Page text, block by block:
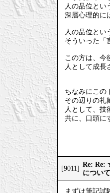
人の品位とい
深層心理的に
人の品位とい
そういった「
この方は、今
人として成長
ちなみにこの
その辺りの礼
人として、技
共に、口頭に
[9011]
Re: Re:
について
まずは筆記試